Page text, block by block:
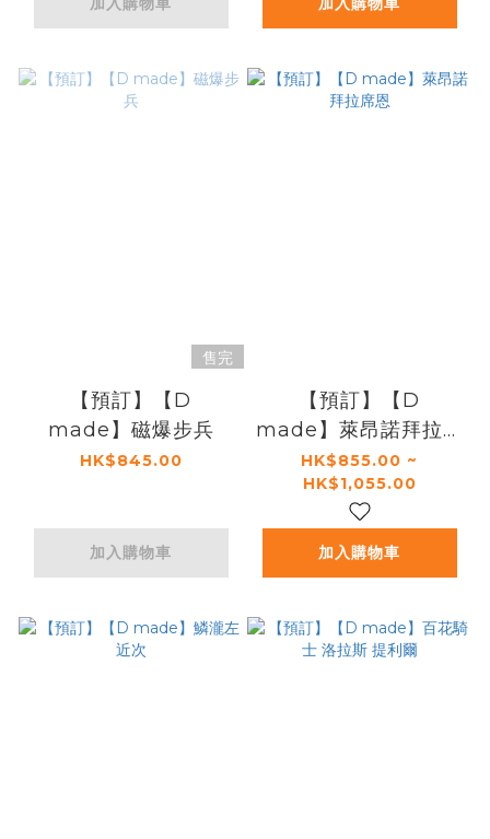
售完
【預訂】【D
made】磁爆步兵
HK$845.00
加入購物車
【預訂】【D
made】萊昂諾拜拉席
恩
HK$855.00 ~
HK$1,055.00
加入購物車